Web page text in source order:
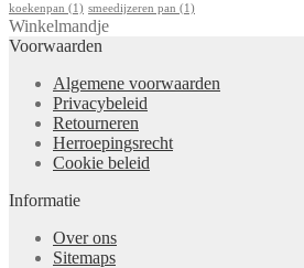
koekenpan (1) smeedijzeren pan (1)
Winkelmandje
Voorwaarden
Algemene voorwaarden
Privacybeleid
Retourneren
Herroepingsrecht
Cookie beleid
Informatie
Over ons
Sitemaps